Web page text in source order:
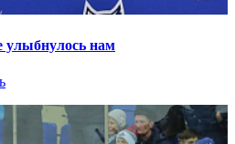
улыбнулось нам